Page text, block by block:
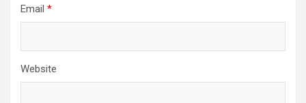
Email *
Website